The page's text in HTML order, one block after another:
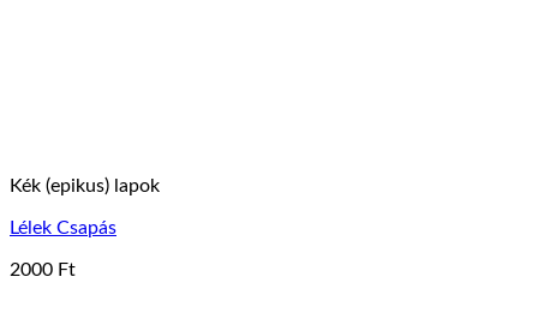
Kék (epikus) lapok
Lélek Csapás
2000 Ft